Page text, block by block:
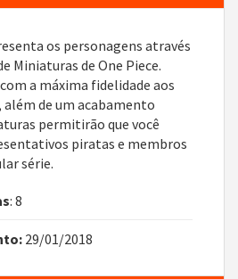
os personagens através
Miniaturas de One Piece.
a máxima fidelidade aos
de um acabamento
permitirão que você
piratas e membros
série.
: 8
29/01/2018